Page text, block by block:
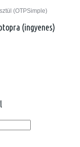
(OTPSimple)
(ingyenes)